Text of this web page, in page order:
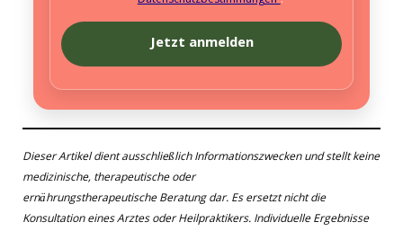
Dieser Artikel dient ausschließlich Informationszwecken und stellt keine
medizinische, therapeutische oder
ernährungstherapeutische Beratung dar. Es ersetzt nicht die
Konsultation eines Arztes oder Heilpraktikers. Individuelle Ergebnisse